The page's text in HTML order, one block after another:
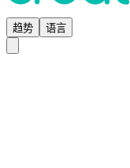
趋势 语言